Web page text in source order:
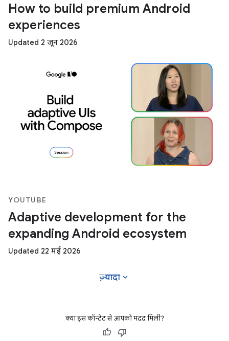
How to build premium Android
experiences
Updated 2 जून 2026
YOUTUBE
Adaptive development for the
expanding Android ecosystem
Updated 22 मई 2026
ज़्यादा expand_more
क्या इस कॉन्टेंट से आपको मदद मिली?